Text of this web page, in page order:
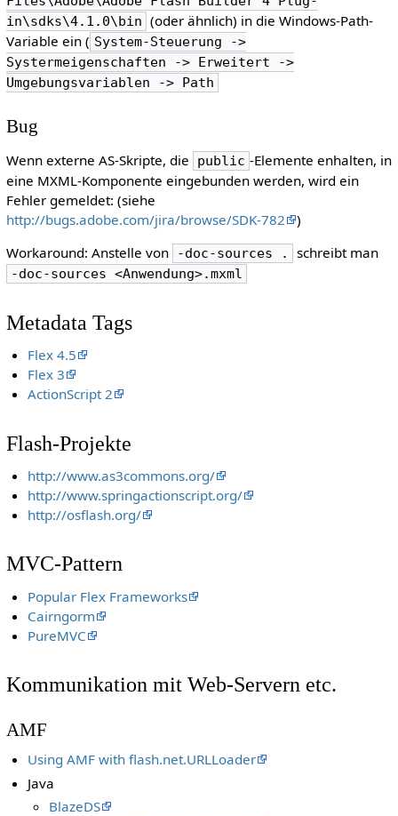
in\sdks\4.1.0\bin (oder ähnlich) in die Windows-Path-
Variable ein ( System-Steuerung ->
Systermeigenschaften -> Erweitert ->
Umgebungsvariablen -> Path
Bug
Wenn externe AS-Skripte, die public -Elemente enhalten, in
eine MXML-Komponente eingebunden werden, wird ein
Fehler gemeldet: (siehe
http://bugs.adobe.com/jira/browse/SDK-782
)
Workaround: Anstelle von
-doc-sources . schreibt man
-doc-sources <Anwendung>.mxml
Metadata Tags
Flex 4.5
Flex 3
ActionScript 2
Flash-Projekte
http://www.as3commons.org/
http://www.springactionscript.org/
http://osflash.org/
MVC-Pattern
Popular Flex Frameworks
Cairngorm
PureMVC
Kommunikation mit Web-Servern etc.
AMF
Using AMF with flash.net.URLLoader
Java
BlazeDS